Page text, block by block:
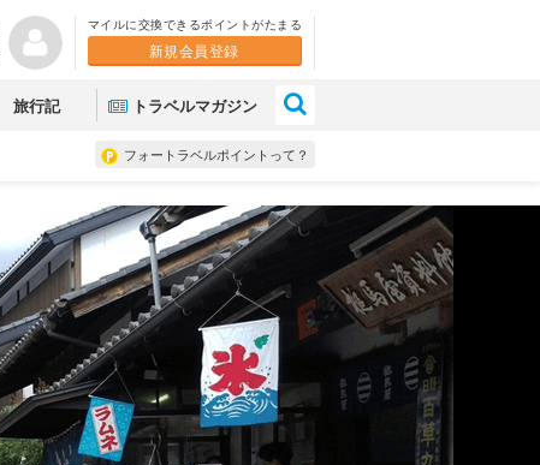
マイルに交換できるポイントがたまる
新規会員登録
旅行記 トラベルマガジン
フォートラベルポイントって？